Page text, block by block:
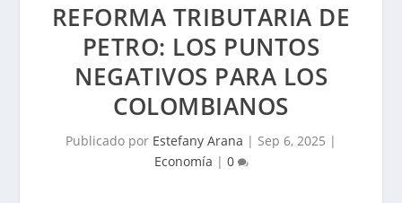
REFORMA TRIBUTARIA DE
PETRO: LOS PUNTOS
NEGATIVOS PARA LOS
COLOMBIANOS
Publicado por Estefany Arana | Sep 6, 2025 |
Economía | 0